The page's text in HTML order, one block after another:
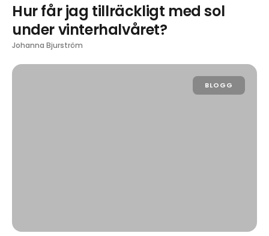
Hur får jag tillräckligt med sol
under vinterhalvåret?
Johanna Bjurström
BLOGG